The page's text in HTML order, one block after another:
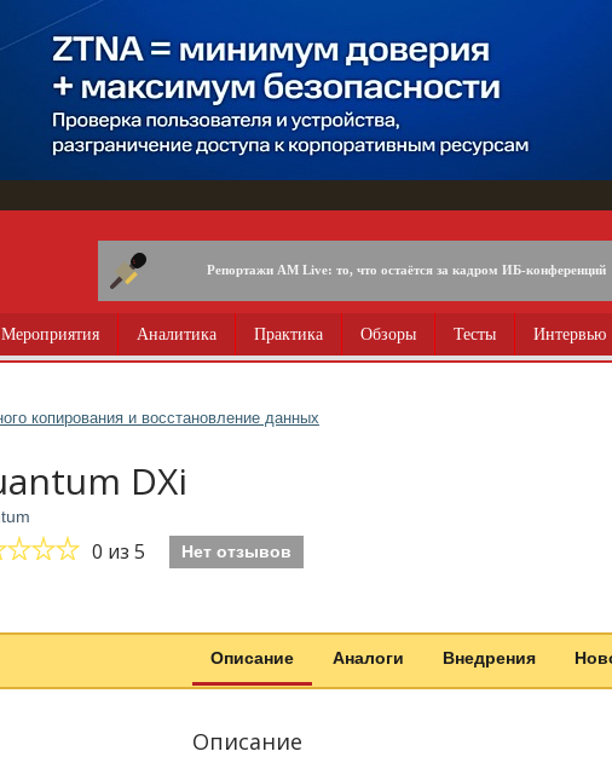
Репортажи AM Live: то, что остаётся за кадром ИБ-конференций
Мероприятия Аналитика Практика Обзоры Тесты Интервью
копирования и восстановление данных
DXi
0 из 5 Нет отзывов
Описание Аналоги Внедрения
Описание